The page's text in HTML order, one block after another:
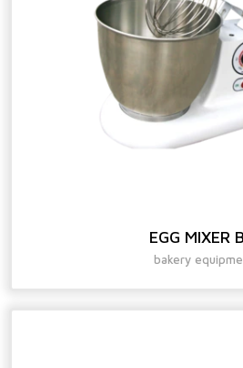
EGG MIXER
bakery